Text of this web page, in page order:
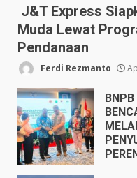
J&T Express
Muda Lewat
Pendanaan
Ferdi Rezmanto